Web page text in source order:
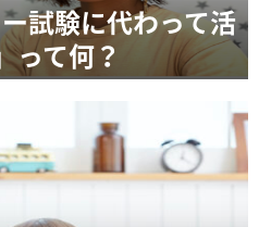
試験に代わって活
って何？